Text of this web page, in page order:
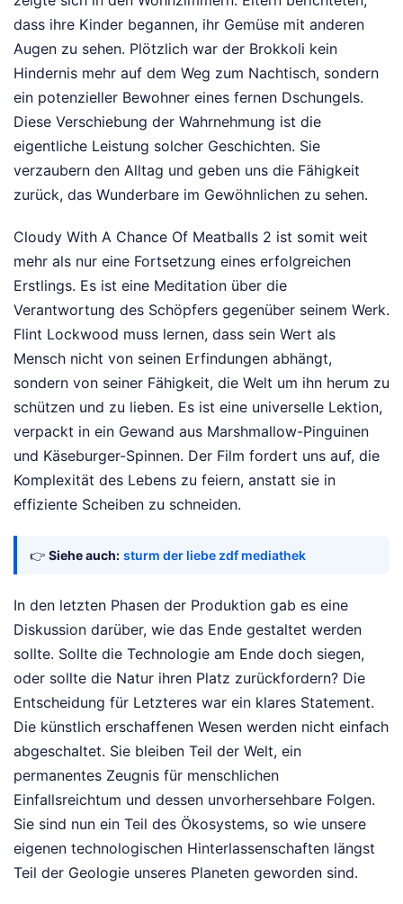
dass ihre Kinder begannen, ihr Gemüse mit anderen
Augen zu sehen. Plötzlich war der Brokkoli kein
Hindernis mehr auf dem Weg zum Nachtisch, sondern
ein potenzieller Bewohner eines fernen Dschungels.
Diese Verschiebung der Wahrnehmung ist die
eigentliche Leistung solcher Geschichten. Sie
verzaubern den Alltag und geben uns die Fähigkeit
zurück, das Wunderbare im Gewöhnlichen zu sehen.
Cloudy With A Chance Of Meatballs 2 ist somit weit
mehr als nur eine Fortsetzung eines erfolgreichen
Erstlings. Es ist eine Meditation über die
Verantwortung des Schöpfers gegenüber seinem Werk.
Flint Lockwood muss lernen, dass sein Wert als
Mensch nicht von seinen Erfindungen abhängt,
sondern von seiner Fähigkeit, die Welt um ihn herum zu
schützen und zu lieben. Es ist eine universelle Lektion,
verpackt in ein Gewand aus Marshmallow-Pinguinen
und Käseburger-Spinnen. Der Film fordert uns auf, die
Komplexität des Lebens zu feiern, anstatt sie in
effiziente Scheiben zu schneiden.
👉 Siehe auch: sturm der liebe zdf mediathek
In den letzten Phasen der Produktion gab es eine
Diskussion darüber, wie das Ende gestaltet werden
sollte. Sollte die Technologie am Ende doch siegen,
oder sollte die Natur ihren Platz zurückfordern? Die
Entscheidung für Letzteres war ein klares Statement.
Die künstlich erschaffenen Wesen werden nicht einfach
abgeschaltet. Sie bleiben Teil der Welt, ein
permanentes Zeugnis für menschlichen
Einfallsreichtum und dessen unvorhersehbare Folgen.
Sie sind nun ein Teil des Ökosystems, so wie unsere
eigenen technologischen Hinterlassenschaften längst
Teil der Geologie unseres Planeten geworden sind.